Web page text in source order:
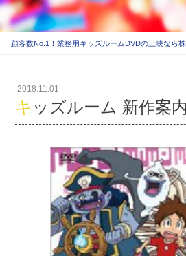
顧客数No.1！業務用キッズルームDVDの上映なら
2018.11.01
キッズルーム 新作案